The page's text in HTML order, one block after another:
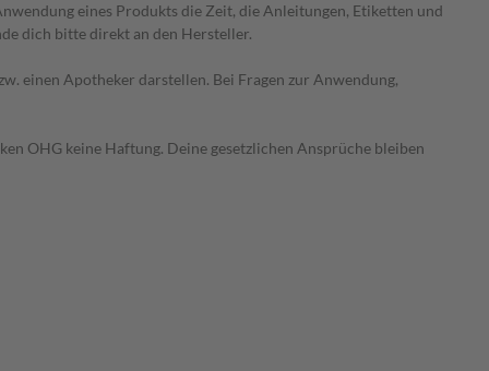
eines Produkts die Zeit, die Anleitungen, Etiketten und
dich bitte direkt an den Hersteller.
einen Apotheker darstellen. Bei Fragen zur Anwendung,
OHG keine Haftung. Deine gesetzlichen Ansprüche bleiben